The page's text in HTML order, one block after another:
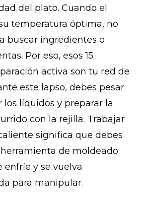
del plato. Cuando el
temperatura óptima, no
buscar ingredientes o
Por eso, esos 15
activa son tu red de
este lapso, debes pesar
los líquidos y preparar la
con la rejilla. Trabajar
significa que debes
de moldeado
enfríe y se vuelva
para manipular.